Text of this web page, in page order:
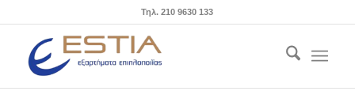
Τηλ. 210 9630 133